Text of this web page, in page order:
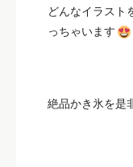
どんなイラスト
っちゃいます
絶品かき氷を是